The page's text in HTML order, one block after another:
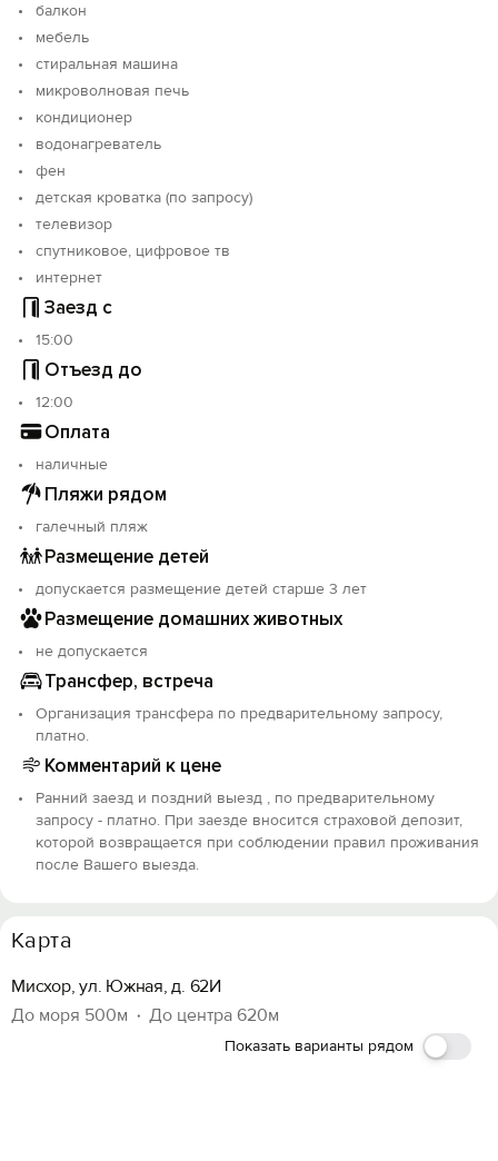
балкон
мебель
стиральная машина
микроволновая печь
кондиционер
водонагреватель
фен
детская кроватка (по запросу)
телевизор
спутниковое, цифровое тв
интернет
Заезд с
15:00
Отъезд до
12:00
Оплата
наличные
Пляжи рядом
галечный пляж
Размещение детей
допускается размещение детей старше 3 лет
Размещение домашних животных
не допускается
Трансфер, встреча
Организация трансфера по предварительному запросу,
платно.
Комментарий к цене
Ранний заезд и поздний выезд , по предварительному
запросу - платно. При заезде вносится страховой депозит,
которой возвращается при соблюдении правил проживания
после Вашего выезда.
Карта
Мисхор, ул. Южная, д. 62И
До моря 500м
До центра 620м
Показать варианты рядом